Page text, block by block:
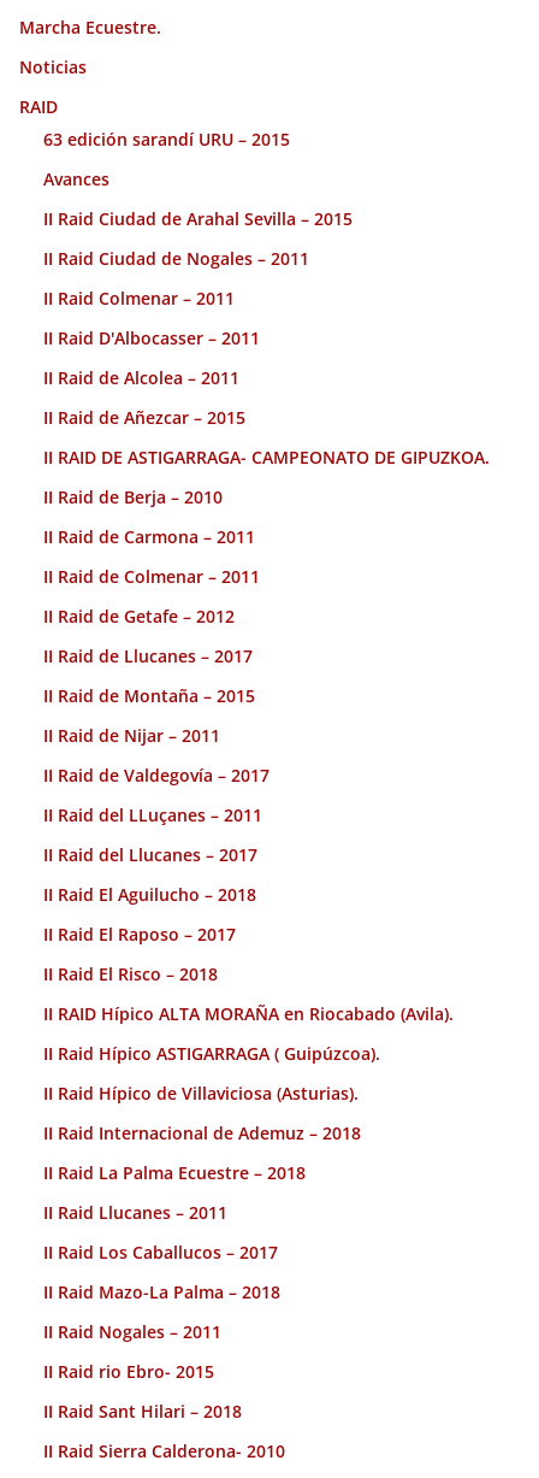
Marcha Ecuestre.
Noticias
RAID
63 edición sarandí URU – 2015
Avances
II Raid Ciudad de Arahal Sevilla – 2015
II Raid Ciudad de Nogales – 2011
II Raid Colmenar – 2011
II Raid D'Albocasser – 2011
II Raid de Alcolea – 2011
II Raid de Añezcar – 2015
II RAID DE ASTIGARRAGA- CAMPEONATO DE GIPUZKOA.
II Raid de Berja – 2010
II Raid de Carmona – 2011
II Raid de Colmenar – 2011
II Raid de Getafe – 2012
II Raid de Llucanes – 2017
II Raid de Montaña – 2015
II Raid de Nijar – 2011
II Raid de Valdegovía – 2017
II Raid del LLuçanes – 2011
II Raid del Llucanes – 2017
II Raid El Aguilucho – 2018
II Raid El Raposo – 2017
II Raid El Risco – 2018
II RAID Hípico ALTA MORAÑA en Riocabado (Avila).
II Raid Hípico ASTIGARRAGA ( Guipúzcoa).
II Raid Hípico de Villaviciosa (Asturias).
II Raid Internacional de Ademuz – 2018
II Raid La Palma Ecuestre – 2018
II Raid Llucanes – 2011
II Raid Los Caballucos – 2017
II Raid Mazo-La Palma – 2018
II Raid Nogales – 2011
II Raid rio Ebro- 2015
II Raid Sant Hilari – 2018
II Raid Sierra Calderona- 2010